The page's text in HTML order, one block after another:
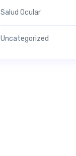
Salud Ocular
Uncategorized